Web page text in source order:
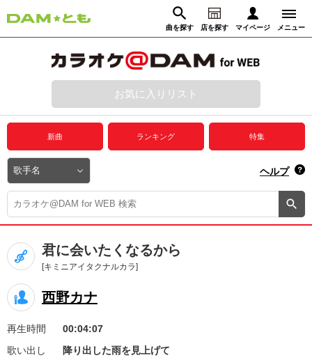
曲を探す 店を探す マイページ メニュー
動画からさがす 録音からさがす
ログイン
プレミアムサービス
DAM★とも動画
DAM★とも録音
カラオケ＠DAM
ユーザー検索
キャンペーン
お知らせ よくあるご質問
お気に入りリスト
新曲 ランキング 特集
ヘルプ
君に会いたくなるから
[キミニアイタクナルカラ]
西野カナ
再生時間
00:04:07
歌い出し
降り出した雨を見上げて